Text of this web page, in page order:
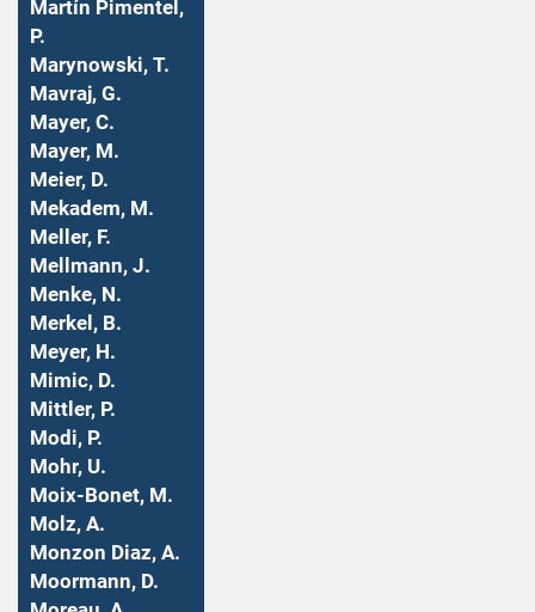
Martín Pimentel,
P.
Marynowski, T.
Mavraj, G.
Mayer, C.
Mayer, M.
Meier, D.
Mekadem, M.
Meller, F.
Mellmann, J.
Menke, N.
Merkel, B.
Meyer, H.
Mimic, D.
Mittler, P.
Modi, P.
Mohr, U.
Moix-Bonet, M.
Molz, A.
Monzon Diaz, A.
Moormann, D.